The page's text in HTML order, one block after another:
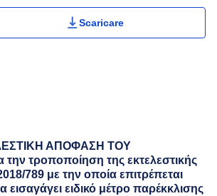
Scaricare
ΑΠΟΦΑΣΗ ΤΟΥ
τροποποίηση της εκτελεστικής
789 με την οποία επιτρέπεται
εισαγάγει ειδικό μέτρο παρέκκλισης